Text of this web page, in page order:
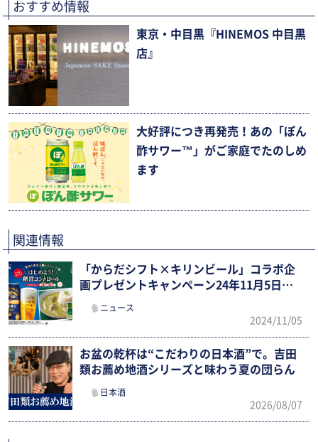
おすすめ情報
東京・中目黒『HINEMOS 中目黒
店』
大好評につき再発売！あの「ぽん
酢サワー™」がご家庭でたのしめ
ます
関連情報
「からだシフト×キリンビール」コラボ企
画プレゼントキャンペーン24年11月5日～1
ニュース
2024/11/05
お盆の乾杯は“こだわりの日本酒”で。吉田
類お薦め地酒シリーズと味わう夏の団らん
日本酒
2026/08/07